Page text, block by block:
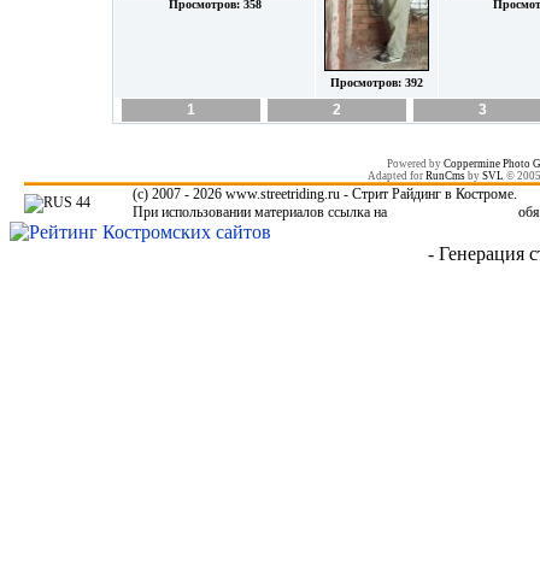
Просмотров: 358
Просмотров: 392
1 2 3
Powered by Coppermine Photo
Adapted for RunCmsby SVL ©
(c) 2007 - 2026 www.streetriding.ru - Стрит Райдинг в Костроме.
При использовании материалов ссылка на
- Генерация